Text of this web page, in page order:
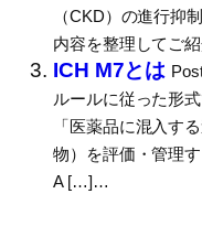
（CKD）の進行抑
内容を整理してご
ICH M7とは
ルールに従った形
「医薬品に混入す
物）を評価・管理
A […]…